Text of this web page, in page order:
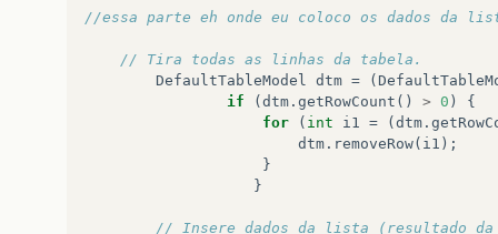
//essa parte eh onde eu coloco os dados da
// Tira todas as linhas da tabela.
DefaultTableModel dtm = (
if
( dtm . getRowCount () > 0 )
{
for
( int i1 = ( dtm .
dtm . removeRow( i1 );
}
}
// Insere dados da lista (resultado da